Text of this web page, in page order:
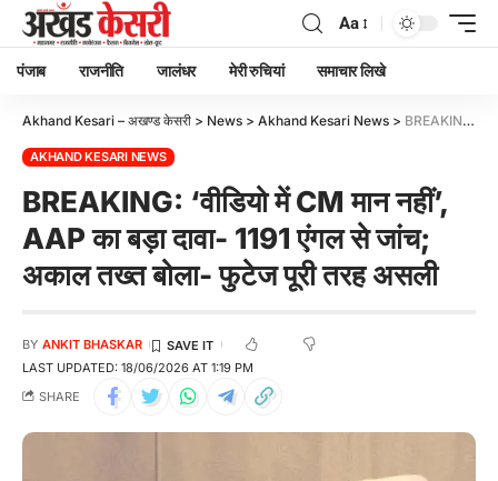
Aa
पंजाब राजनीति जालंधर मेरी रुचियां समाचार लिखे
Akhand Kesari – अखण्ड केसरी > News > Akhand Kesari News > BREAKING: ‘वीडियो में CM मान नहीं’, AAP का बड़ा दावा- 1191 एंगल से जांच; अकाल तख्त बोला- फुटेज पूरी तरह असली
AKHAND KESARI NEWS
BREAKING: ‘वीडियो में CM मान नहीं’,
AAP का बड़ा दावा- 1191 एंगल से जांच;
अकाल तख्त बोला- फुटेज पूरी तरह असली
LAST UPDATED: 18/06/2026 AT 1:19 PM
BY ANKIT BHASKAR
SHARE